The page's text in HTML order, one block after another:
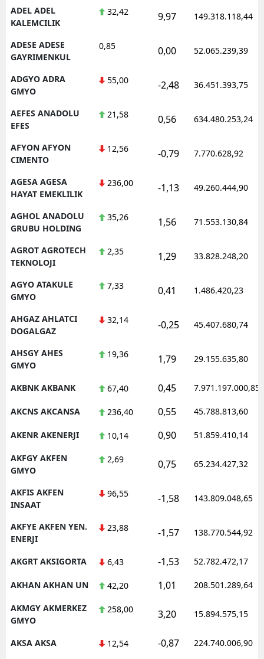
ADEL ADEL
KALEMCILIK
32,42 9,97 149.318.118,44
ADESE ADESE
GAYRIMENKUL
0,85 0,00 52.065.239,39
ADGYO ADRA
GMYO
55,00 -2,48 36.451.393,75
AEFES ANADOLU
EFES
21,58 0,56 634.480.253,24
AFYON AFYON
CIMENTO
12,56 -0,79 7.770.628,92
AGESA AGESA
HAYAT EMEKLILIK
236,00 -1,13 49.260.444,90
AGHOL ANADOLU
GRUBU HOLDING
35,26 1,56 71.553.130,84
AGROT AGROTECH
TEKNOLOJI
2,35 1,29 33.828.248,20
AGYO ATAKULE
GMYO
7,33 0,41 1.486.420,23
AHGAZ AHLATCI
DOGALGAZ
32,14 -0,25 45.407.680,74
AHSGY AHES
GMYO
19,36 1,79 29.155.635,80
AKBNK AKBANK 67,40 0,45 7.971.197.000,85
AKCNS AKCANSA 236,40 0,55 45.788.813,60
AKENR AKENERJI 10,14 0,90 51.859.410,14
AKFGY AKFEN
GMYO
2,69 0,75 65.234.427,32
AKFIS AKFEN
INSAAT
96,55 -1,58 143.809.048,65
AKFYE AKFEN YEN.
ENERJI
23,88 -1,57 138.770.544,92
AKGRT AKSIGORTA 6,43 -1,53 52.782.472,17
AKHAN AKHAN UN 42,20 1,01 208.501.289,64
AKMGY AKMERKEZ
GMYO
258,00 3,20 15.894.575,15
AKSA AKSA 12,54 -0,87 224.740.006,90